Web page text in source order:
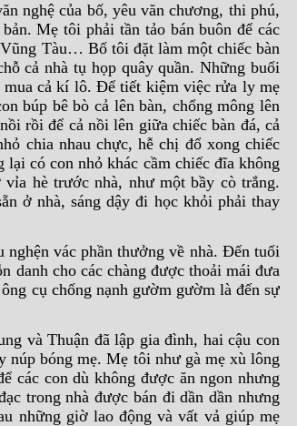
nghệ của bố, yêu văn chương, thi phú,
Mẹ tôi phải tần tảo bán buôn để các
Tàu… Bố tôi đặt làm một chiếc bàn
cả nhà tụ họp quây quần. Những buổi
mua cả kí lô. Để tiết kiệm việc rửa ly mẹ
búp bê bò cả lên bàn, chổng mông lên
rồi để cả nồi lên giữa chiếc bàn đá, cả
chia nhau chực, hễ chị đổ xong chiếc
lại có con nhỏ khác cầm chiếc đĩa không
hè trước nhà, như một bầy cò trắng.
ở nhà, sáng dậy đi học khỏi phải thay
vác phần thưởng về nhà. Đến tuổi
danh cho các chàng được thoải mái đưa
cụ chống nạnh gườm gườm là đến sự
và Thuận đã lập gia đình, hai cậu con
bóng mẹ. Mẹ tôi như gà mẹ xù lông
các con dù không được ăn ngon nhưng
trong nhà được bán đi dần dần nhưng
những giờ lao động và vất vả giúp mẹ